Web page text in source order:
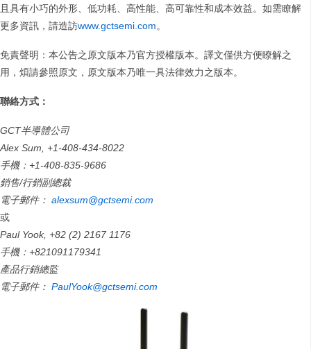
且具有小巧的外形、低功耗、高性能、高可靠性和成本效益。如需瞭解
更多資訊，請造訪www.gctsemi.com。
免責聲明：本公告之原文版本乃官方授權版本。譯文僅供方便瞭解之
用，煩請參照原文，原文版本乃唯一具法律效力之版本。
聯絡方式：
GCT半導體公司
Alex Sum, +1-408-434-8022
手機： +1-408-835-9686
銷售/行銷副總裁
電子郵件： alexsum@gctsemi.com
或
Paul Yook, +82 (2) 2167 1176
手機： +821091179341
產品行銷總監
電子郵件： PaulYook@gctsemi.com